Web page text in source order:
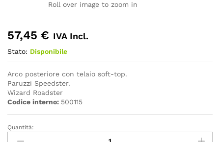
Roll over image to zoom in
57,45 € IVA Incl.
Stato: Disponibile
Arco posteriore con telaio soft-top.
Paruzzi Speedster.
Wizard Roadster
Codice interno: 500115
Quantità
Quantità: